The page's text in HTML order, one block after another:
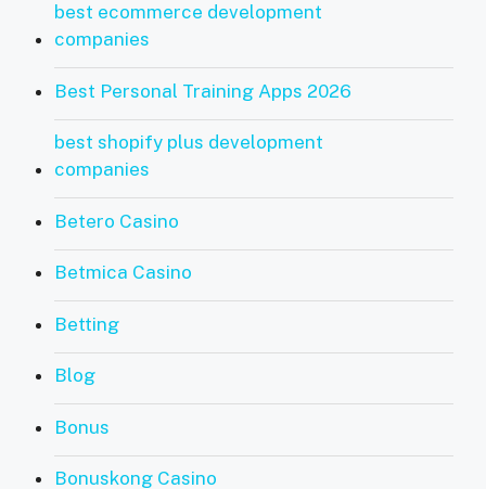
best ecommerce development
companies
Best Personal Training Apps 2026
best shopify plus development
companies
Betero Casino
Betmica Casino
Betting
Blog
Bonus
Bonuskong Casino